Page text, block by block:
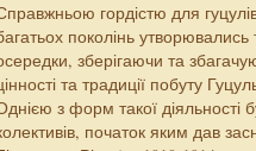
гордістю для
поколінь утворювались
зберігаючи та
та традиції побуту
з форм такої діяльності
початок яким дав